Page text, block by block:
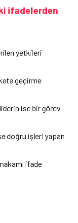
ifadelerden
yetkileri
geçirme
ise bir görev
doğru işleri yapan
ifade